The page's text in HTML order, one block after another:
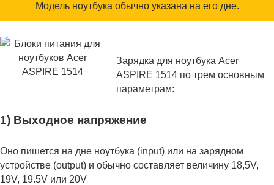
Модель ноутбука обычно указана на его дне.
Зарядка для ноутбука Acer
ASPIRE 1514 по трем основным
параметрам:
1) Выходное напряжение
Оно пишется на дне ноутбука (input) или на зарядном
устройстве (output) и обычно составляет величину 18,5V,
19V, 19.5V или 20V